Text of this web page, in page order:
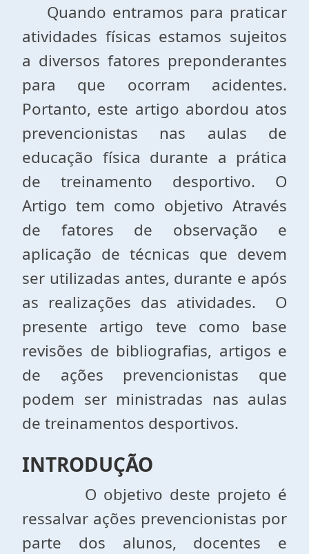
Quando entramos para praticar
atividades físicas estamos sujeitos
a diversos fatores preponderantes
para que ocorram acidentes.
Portanto, este artigo abordou atos
prevencionistas nas aulas de
educação física durante a prática
de treinamento desportivo. O
Artigo tem como objetivo Através
de fatores de observação e
aplicação de técnicas que devem
ser utilizadas antes, durante e após
as realizações das atividades. O
presente artigo teve como base
revisões de bibliografias, artigos e
de ações prevencionistas que
podem ser ministradas nas aulas
de treinamentos desportivos.
INTRODUÇÃO
O objetivo deste projeto é
ressalvar ações prevencionistas por
parte dos alunos, docentes e